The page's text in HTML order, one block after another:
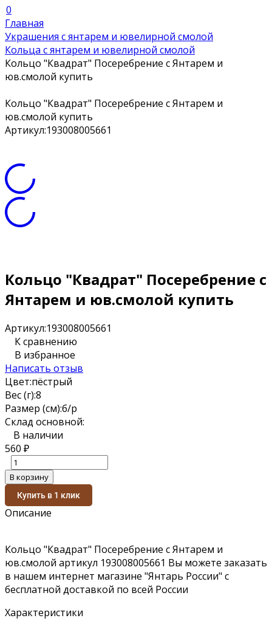
0
Главная
Украшения с янтарем и ювелирной смолой
Кольца с янтарем и ювелирной смолой
Кольцо "Квадрат" Посеребрение с Янтарем и
юв.смолой купить
Кольцо "Квадрат" Посеребрение с Янтарем и
юв.смолой купить
Артикул:193008005661
Кольцо "Квадрат" Посеребрение с
Янтарем и юв.смолой купить
Артикул:193008005661
К сравнению
В избранное
Написать отзыв
Цвет:пёстрый
Вес (г):8
Размер (см):б/р
Склад основной:
В наличии
560 ₽
В корзину
Купить в 1 клик
Описание
Кольцо "Квадрат" Посеребрение с Янтарем и
юв.смолой артикул 193008005661 Вы можете заказать
в нашем интернет магазине "Янтарь России" с
бесплатной доставкой по всей России
Характеристики